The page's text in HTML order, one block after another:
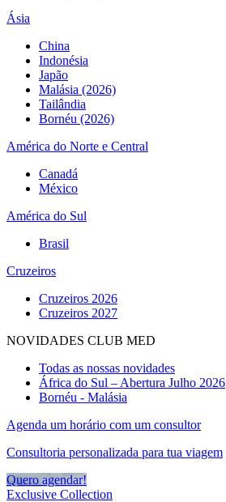
Ásia
China
Indonésia
Japão
Malásia (2026)
Tailândia
Bornéu (2026)
América do Norte e Central
Canadá
México
América do Sul
Brasil
Cruzeiros
Cruzeiros 2026
Cruzeiros 2027
NOVIDADES CLUB MED
Todas as nossas novidades
África do Sul – Abertura Julho 2026
Bornéu - Malásia
Agenda um horário com um consultor
Consultoria personalizada para tua viagem
Quero agendar!
Exclusive Collection